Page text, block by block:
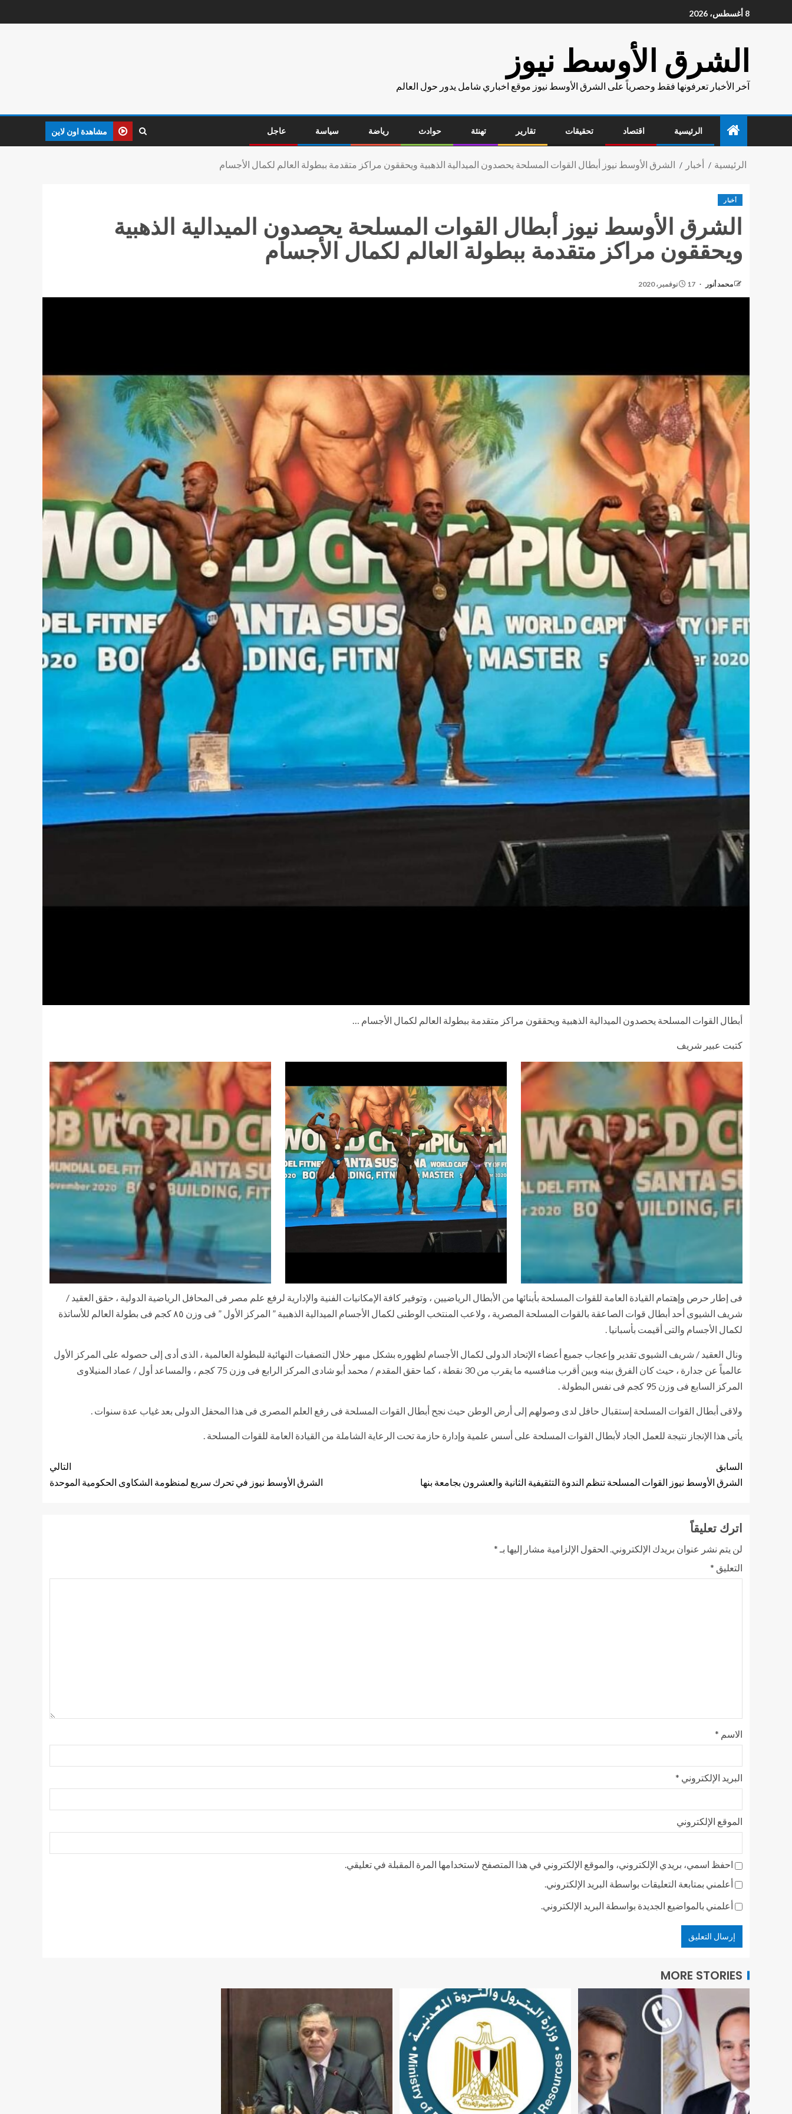
8 أغسطس، 2026
الشرق الأوسط نيوز
آخر الأخبار تعرفونها فقط وحصرياً على الشرق الأوسط نيوز موقع اخباري شامل يدور حول العالم
الرئيسية اقتصاد تحقيقات تقارير تهنئة حوادث رياضة سياسة عاجل مشاهدة اون لاين
الرئيسية أخبار الشرق الأوسط نيوز أبطال القوات المسلحة يحصدون الميدالية الذهبية ويحققون مراكز متقدمة ببطولة العالم لكمال الأجسام
أخبار
الشرق الأوسط نيوز أبطال القوات المسلحة يحصدون الميدالية الذهبية
ويحققون مراكز متقدمة ببطولة العالم لكمال الأجسام
محمد أنور 17 نوفمبر، 2020
أبطال القوات المسلحة يحصدون الميدالية الذهبية ويحققون مراكز متقدمة ببطولة العالم لكمال الأجسام …
كتبت عبير شريف
فى إطار حرص وإهتمام القيادة العامة للقوات المسلحة بأبنائها من الأبطال الرياضيين ، وتوفير كافة الإمكانيات الفنية والإدارية لرفع علم مصر فى المحافل الرياضية الدولية ، حقق العقيد /
شريف الشيوى أحد أبطال قوات الصاعقة بالقوات المسلحة المصرية ، ولاعب المنتخب الوطنى لكمال الأجسام الميدالية الذهبية ” المركز الأول ” فى وزن ٨٥ كجم فى بطولة العالم للأساتذة
لكمال الأجسام والتى أقيمت بأسبانيا .
ونال العقيد / شريف الشيوى تقدير وإعجاب جميع أعضاء الإتحاد الدولى لكمال الأجسام لظهوره بشكل مبهر خلال التصفيات النهائية للبطولة العالمية ، الذى أدى إلى حصوله على المركز الأول
عالمياً عن جدارة ، حيث كان الفرق بينه وبين أقرب منافسيه ما يقرب من 30 نقطة ، كما حقق المقدم / محمد أبو شادى المركز الرابع فى وزن 75 كجم ، والمساعد أول / عماد المنيلاوى
المركز السابع فى وزن 95 كجم فى نفس البطولة .
ولاقى أبطال القوات المسلحة إستقبال حافل لدى وصولهم إلى أرض الوطن حيث نجح أبطال القوات المسلحة فى رفع العلم المصرى فى هذا المحفل الدولى بعد غياب عدة سنوات .
يأتى هذا الإنجاز نتيجة للعمل الجاد لأبطال القوات المسلحة على أسس علمية وإدارة حازمة تحت الرعاية الشاملة من القيادة العامة للقوات المسلحة .
السابق
الشرق الأوسط نيوز القوات المسلحة تنظم الندوة التثقيفية الثانية والعشرون بجامعة بنها
التالي
الشرق الأوسط نيوز في تحرك سريع لمنظومة الشكاوى الحكومية الموحدة
اترك تعليقاً
لن يتم نشر عنوان بريدك الإلكتروني. الحقول الإلزامية مشار إليها بـ *
التعليق *
الاسم *
البريد الإلكتروني *
الموقع الإلكتروني
احفظ اسمي، بريدي الإلكتروني، والموقع الإلكتروني في هذا المتصفح لاستخدامها المرة المقبلة في تعليقي.
أعلمني بمتابعة التعليقات بواسطة البريد الإلكتروني.
أعلمني بالمواضيع الجديدة بواسطة البريد الإلكتروني.
MORE STORIES